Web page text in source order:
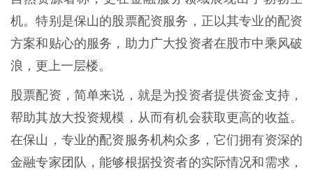
机。特别是保山的股票配资服务，正以其专业的配资
方案和贴心的服务，助力广大投资者在股市中乘风破
浪，更上一层楼。
股票配资，简单来说，就是为投资者提供资金支持，
帮助其放大投资规模，从而有机会获取更高的收益。
在保山，专业的配资服务机构众多，它们拥有资深的
金融专家团队，能够根据投资者的实际情况和需求，